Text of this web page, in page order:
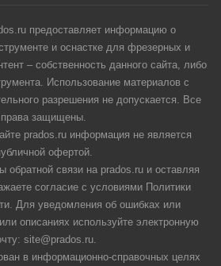
предоставляет информацию о
и оснастке для фрезерных и
– собственность данного сайта, либо
Использование материалов с
разрешения не допускается. Все
права защищены.
prados.ru информация не является
офертой.
связи на prados.ru и оставляя
согласие с условиями Политики
Для уведомления об ошибках или
описаниях используйте электронную
site@prados.ru.
в информационно-справочных целях